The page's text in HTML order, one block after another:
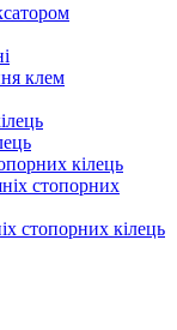
клем
кілець
стопорних
стопорних кілець